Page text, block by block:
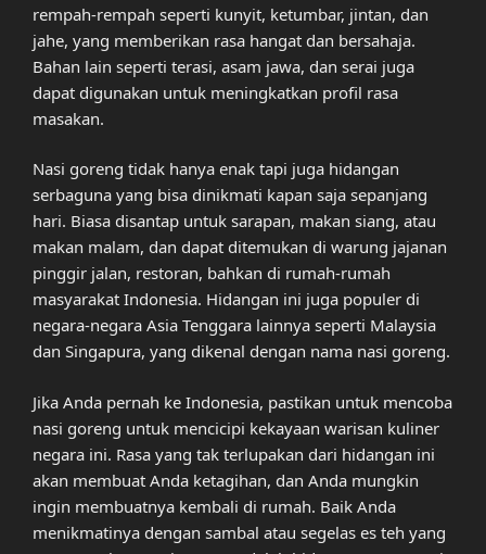
rempah-rempah seperti kunyit, ketumbar, jintan, dan
jahe, yang memberikan rasa hangat dan bersahaja.
Bahan lain seperti terasi, asam jawa, dan serai juga
dapat digunakan untuk meningkatkan profil rasa
masakan.
Nasi goreng tidak hanya enak tapi juga hidangan
serbaguna yang bisa dinikmati kapan saja sepanjang
hari. Biasa disantap untuk sarapan, makan siang, atau
makan malam, dan dapat ditemukan di warung jajanan
pinggir jalan, restoran, bahkan di rumah-rumah
masyarakat Indonesia. Hidangan ini juga populer di
negara-negara Asia Tenggara lainnya seperti Malaysia
dan Singapura, yang dikenal dengan nama nasi goreng.
Jika Anda pernah ke Indonesia, pastikan untuk mencoba
nasi goreng untuk mencicipi kekayaan warisan kuliner
negara ini. Rasa yang tak terlupakan dari hidangan ini
akan membuat Anda ketagihan, dan Anda mungkin
ingin membuatnya kembali di rumah. Baik Anda
menikmatinya dengan sambal atau segelas es teh yang